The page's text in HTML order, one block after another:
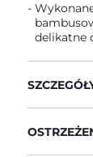
delikatne